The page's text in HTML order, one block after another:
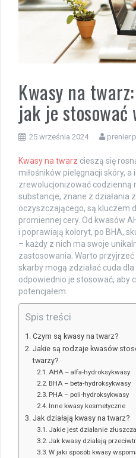
Kwasy na
jak je
25 września 2024 prenier.pl
Kwasy na twarz cieszą się
miłośników pielęgnacji skóry, a
zrewolucjonizować codzienną
substancje, znane z działania
oczyszczającego, są kluczem
promiennej cery. Od kwasów
i poprawiają koloryt, po BHA,
– każdy z nich ma swoje
zastosowania. Warto
skarby mogą zdziałać cuda
odpowiednio je stosować, aby
potencjałem.
Spis treści
Czym są kwasy na twarz?
Jakie są rodzaje kwasów
twarzy?
AHA – alfa-hydroksykwasy
BHA – beta-hydroksykwasy
PHA – poli-hydroksykwasy
Inne kwasy kosmetyczne
Jak działają kwasy na twarz?
Jakie jest działanie
Jak kwasy działają
W jaki sposób kwasy